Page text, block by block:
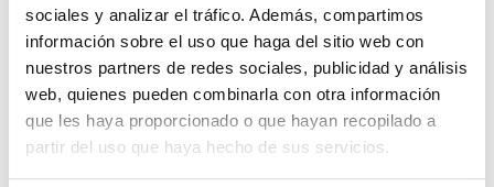
sociales y analizar el tráfico. Además, compartimos
información sobre el uso que haga del sitio web con
nuestros partners de redes sociales, publicidad y análisis
web, quienes pueden combinarla con otra información
que les haya proporcionado o que hayan recopilado a
partir del uso que haya hecho de sus servicios.
Apúntatea nuestra newsletter para recibir nuestras ofertas
disfruta de
un 10% de descuento en tu primera compra.